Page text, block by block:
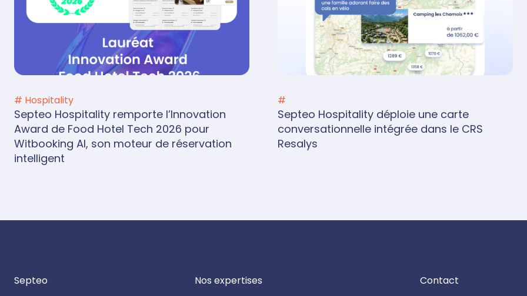
# Hospitality
Septeo Hospitality remporte l’Innovation
Award de Food Hotel Tech 2026 pour
Witbooking AI, son moteur de réservation
intelligent
#
Septeo Hospitality déploie une carte
conversationnelle intégrée dans le CRS
Resalys
Septeo Nos expertises Contact